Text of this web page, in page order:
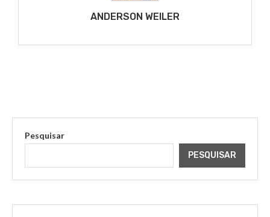
ANDERSON WEILER
Pesquisar
PESQUISAR